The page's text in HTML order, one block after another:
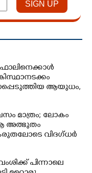
ആയുധം,​
എണ്ണം 100ലേക്ക്
മാത്രം; ലോകം
അത്ഭുതം
വിദഗ്ധർ
പിന്നാലെ